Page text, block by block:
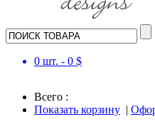
0 шт. - 0 $
Всего :
Показать корзину |